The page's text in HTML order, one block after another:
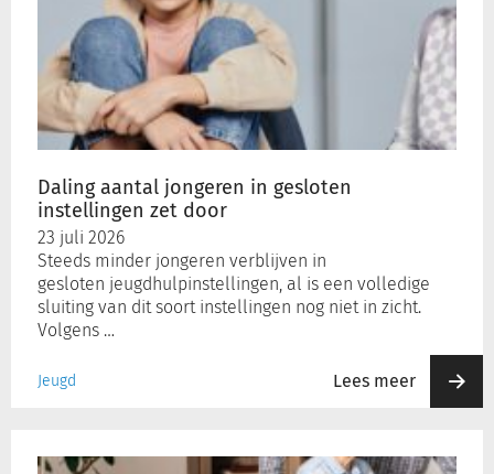
Daling aantal jongeren in gesloten
instellingen zet door
23 juli 2026
Steeds minder jongeren verblijven in
gesloten jeugdhulpinstellingen, al is een volledige
sluiting van dit soort instellingen nog niet in zicht.
Volgens …
Jeugd Lees meer
jongeren
gesloten
instellingen
door
ruime